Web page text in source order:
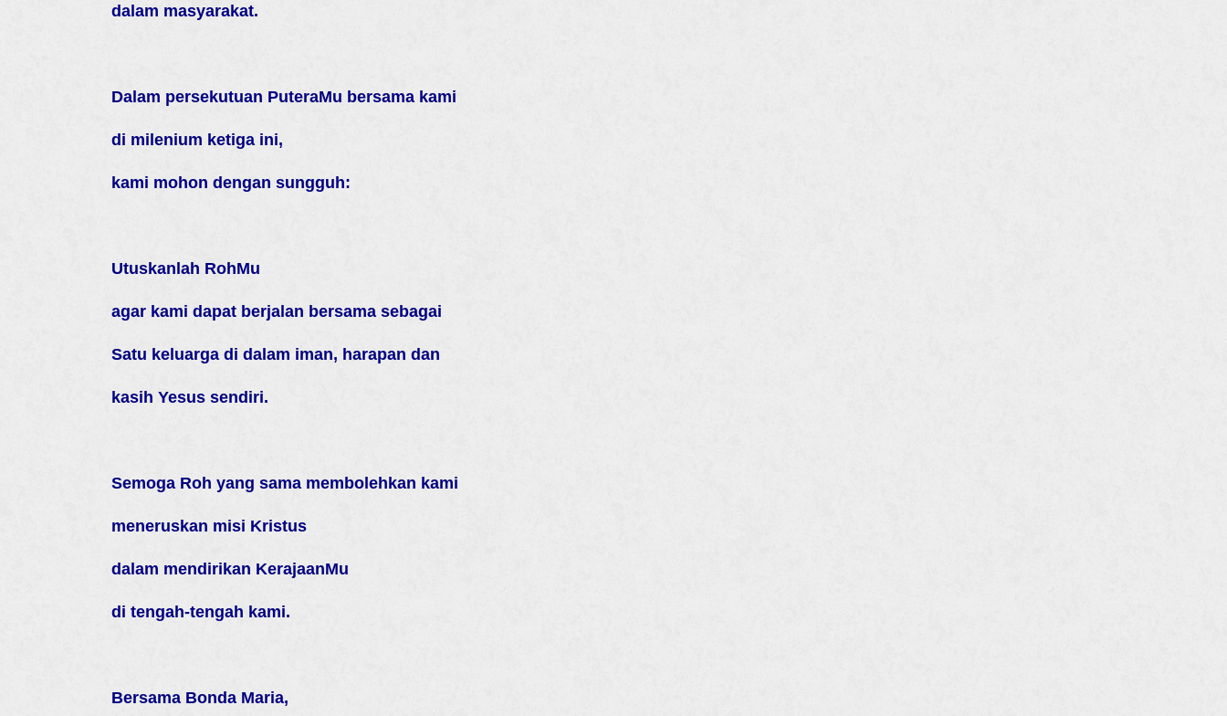
dalam masyarakat.
Dalam persekutuan PuteraMu bersama kami
di milenium ketiga ini,
kami mohon dengan sungguh:
Utuskanlah RohMu
agar kami dapat berjalan bersama sebagai
Satu keluarga di dalam iman, harapan dan
kasih Yesus sendiri.
Semoga Roh yang sama membolehkan kami
meneruskan misi Kristus
dalam mendirikan KerajaanMu
di tengah-tengah kami.
Bersama Bonda Maria,